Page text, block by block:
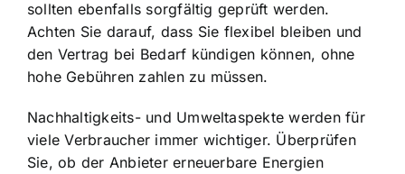
sollten ebenfalls sorgfältig geprüft werden.
Achten Sie darauf, dass Sie flexibel bleiben und
den Vertrag bei Bedarf kündigen können, ohne
hohe Gebühren zahlen zu müssen.
Nachhaltigkeits- und Umweltaspekte werden für
viele Verbraucher immer wichtiger. Überprüfen
Sie, ob der Anbieter erneuerbare Energien